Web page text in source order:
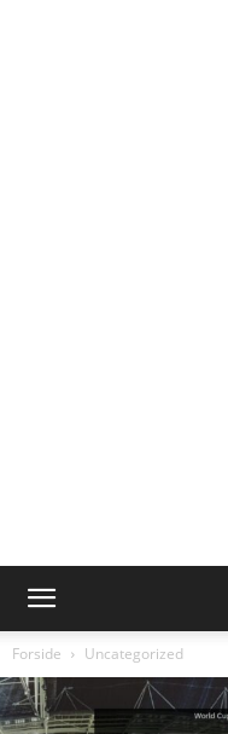
Forside Uncategorized